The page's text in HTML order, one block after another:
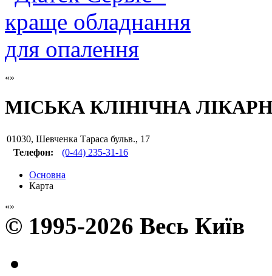
МІСЬКА КЛІНІЧНА
01030, Шевченка Тараса бульв., 17
Телефон:
(0-44) 235-31-16
Основна
Карта
© 1995-2026 Весь Київ